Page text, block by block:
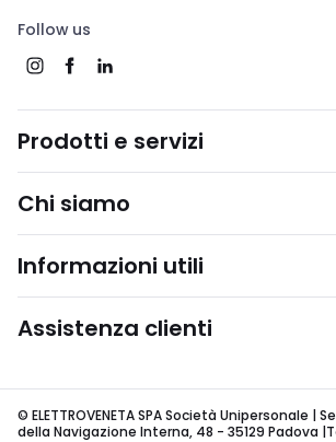
Follow us
Prodotti e servizi
Chi siamo
Informazioni utili
Assistenza clienti
© ELETTROVENETA SPA Società Unipersonale |
della Navigazione Interna, 48 - 35129 Padova